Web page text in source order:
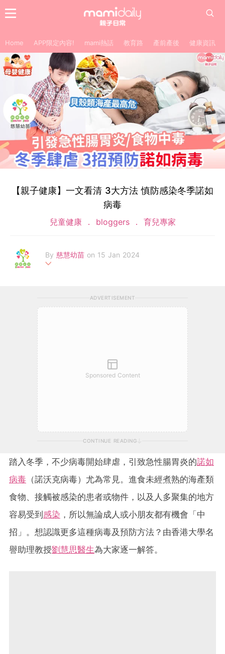
Home APP限定內容! mami熱話 教育路 產前產後 健康資訊
【親子健康】一文看清 3大方法 慎防感染冬季諾如
病毒
兒童健康 bloggers 育兒專家
By 慈慧幼苗 on 15 Jan 2024
課程等服務，教育公眾正確的育兒知識。截至 2020年，受惠的兒
童、家長、及專業同工等超過37, 000人，受惠團體及機構超過40
ADVERTISEMENT
Sponsored Content
CONTINUE READING
踏入冬季，不少病毒開始肆虐，引致急性腸胃炎的諾如
病毒 （諾沃克病毒）尤為常見。進食未經煮熟的海產類
食物、接觸被感染的患者或物件，以及人多聚集的地方
容易受到感染 ，所以無論成人或小朋友都有機會「中
招」。想認識更多這種病毒及預防方法？由香港大學名
譽助理教授劉慧思醫生為大家逐一解答。